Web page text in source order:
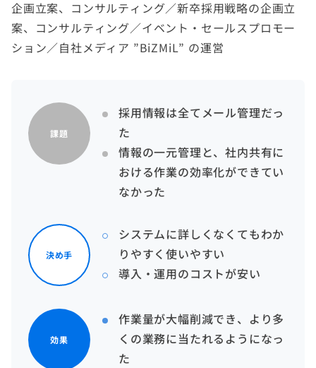
企画立案、コンサルティング／新卒採用戦略の企画立
案、コンサルティング／イベント・セールスプロモー
ション／自社メディア ”BiZMiL” の運営
課題
採用情報は全てメール管理だっ
た
情報の一元管理と、社内共有に
おける作業の効率化ができてい
なかった
決め手
システムに詳しくなくてもわか
りやすく使いやすい
導入・運用のコストが安い
効果
作業量が大幅削減でき、より多
くの業務に当たれるようになっ
た